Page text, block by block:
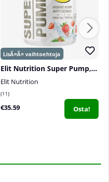
Elit Nutrition Super Pump, 300 g
Elit Nutrition
11
€35.59 Osta!